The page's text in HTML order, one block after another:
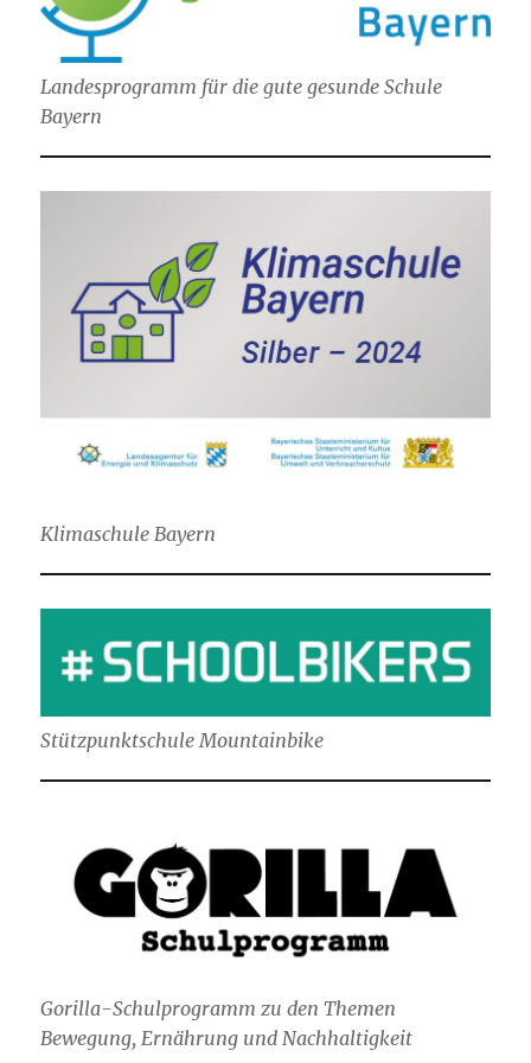
Landesprogramm für die gute gesunde Schule
Bayern
Klimaschule Bayern
Stützpunktschule Mountainbike
Gorilla-Schulprogramm zu den Themen
Bewegung, Ernährung und Nachhaltigkeit